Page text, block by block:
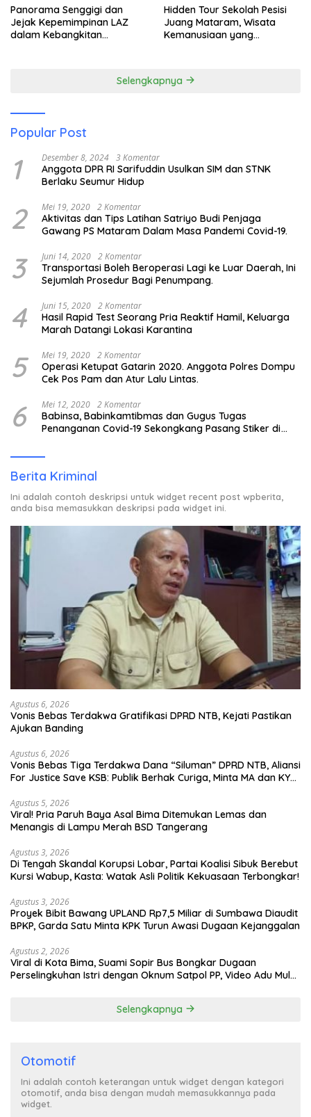
Panorama Senggigi dan
Jejak Kepemimpinan LAZ
dalam Kebangkitan
Hidden Tour Sekolah Pesisi
Juang Mataram, Wisata
Kemanusiaan yang
Selengkapnya
Popular Post
1 Desember 8, 2024 3 Komentar
Anggota DPR RI Sarifuddin Usulkan SIM dan STNK
Berlaku Seumur Hidup
2 Mei 19, 2020 2 Komentar
Aktivitas dan Tips Latihan Satriyo Budi Penjaga
Gawang PS Mataram Dalam Masa Pandemi Covid-19.
3 Juni 14, 2020 2 Komentar
Transportasi Boleh Beroperasi Lagi ke Luar Daerah, Ini
Sejumlah Prosedur Bagi Penumpang.
4 Juni 15, 2020 2 Komentar
Hasil Rapid Test Seorang Pria Reaktif Hamil, Keluarga
Marah Datangi Lokasi Karantina
5 Mei 19, 2020 2 Komentar
Operasi Ketupat Gatarin 2020. Anggota Polres Dompu
Cek Pos Pam dan Atur Lalu Lintas.
6 Mei 12, 2020 2 Komentar
Babinsa, Babinkamtibmas dan Gugus Tugas
Penanganan Covid-19 Sekongkang Pasang Stiker di
Berita Kriminal
Ini adalah contoh deskripsi untuk widget recent post wpberita,
anda bisa memasukkan deskripsi pada widget ini.
Agustus 6, 2026
Vonis Bebas Terdakwa Gratifikasi DPRD NTB, Kejati Pastikan
Ajukan Banding
Agustus 6, 2026
Vonis Bebas Tiga Terdakwa Dana “Siluman” DPRD NTB, Aliansi
For Justice Save KSB: Publik Berhak Curiga, Minta MA dan KY
Agustus 5, 2026
Viral! Pria Paruh Baya Asal Bima Ditemukan Lemas dan
Menangis di Lampu Merah BSD Tangerang
Agustus 3, 2026
Di Tengah Skandal Korupsi Lobar, Partai Koalisi Sibuk Berebut
Kursi Wabup, Kasta: Watak Asli Politik Kekuasaan Terbongkar!
Agustus 3, 2026
Proyek Bibit Bawang UPLAND Rp7,5 Miliar di Sumbawa Diaudit
BPKP, Garda Satu Minta KPK Turun Awasi Dugaan Kejanggalan
Agustus 2, 2026
Viral di Kota Bima, Suami Sopir Bus Bongkar Dugaan
Perselingkuhan Istri dengan Oknum Satpol PP, Video Adu Mulut
Selengkapnya
Otomotif
Ini adalah contoh keterangan untuk widget dengan kategori
otomotif, anda bisa dengan mudah memasukkannya pada
widget.